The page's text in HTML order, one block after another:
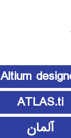
Altium
ATLAS.ti
آلمان